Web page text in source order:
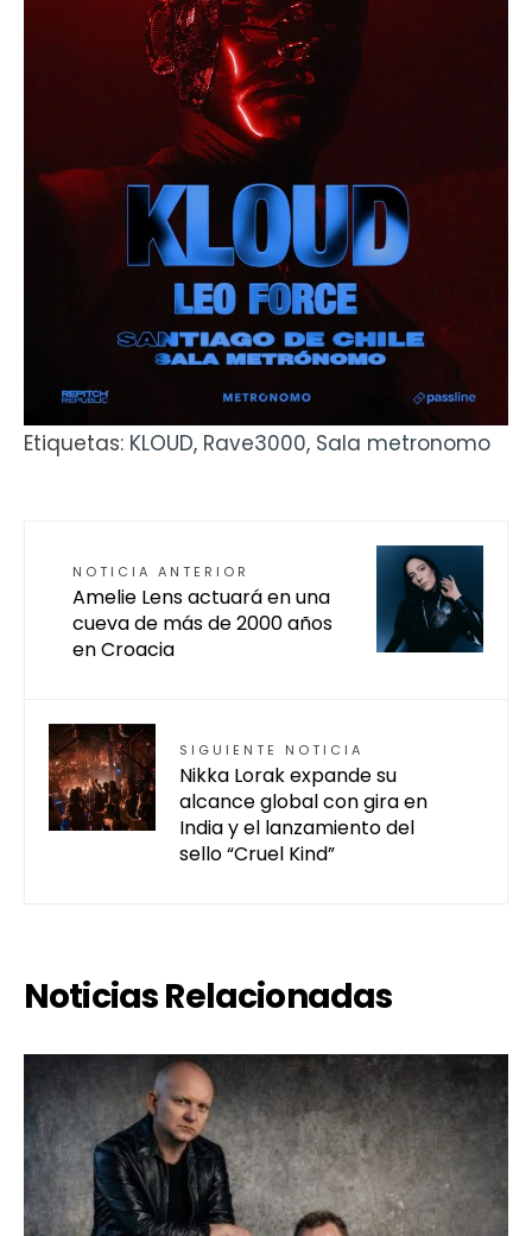
Etiquetas: KLOUD, Rave3000, Sala metronomo
NOTICIA ANTERIOR
Amelie Lens actuará en una
cueva de más de 2000 años
en Croacia
SIGUIENTE NOTICIA
Nikka Lorak expande su
alcance global con gira en
India y el lanzamiento del
sello “Cruel Kind”
Noticias Relacionadas